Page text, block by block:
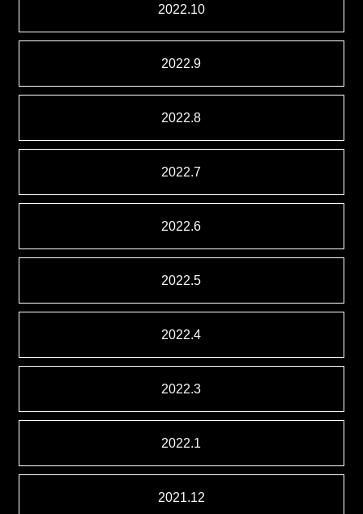
2022.10
2022.9
2022.8
2022.7
2022.6
2022.5
2022.4
2022.3
2022.1
2021.12